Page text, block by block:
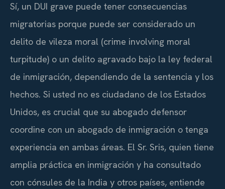
Sí, un DUI grave puede tener consecuencias
migratorias porque puede ser considerado un
delito de vileza moral (crime involving moral
turpitude) o un delito agravado bajo la ley federal
de inmigración, dependiendo de la sentencia y los
hechos. Si usted no es ciudadano de los Estados
Unidos, es crucial que su abogado defensor
coordine con un abogado de inmigración o tenga
experiencia en ambas áreas. El Sr. Sris, quien tiene
amplia práctica en inmigración y ha consultado
con cónsules de la India y otros países, entiende